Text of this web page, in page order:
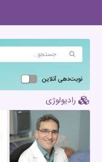
نوبت‌دهی آنلاین
رادیولوژی